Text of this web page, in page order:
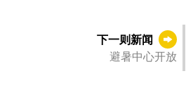
下一则新闻
避暑中心开放